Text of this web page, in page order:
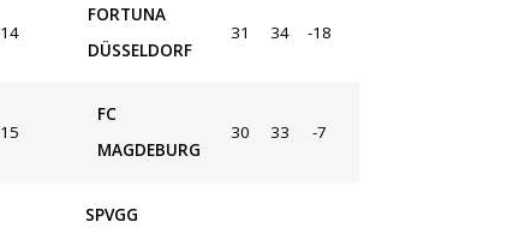
14
FORTUNA
DÜSSELDORF
31 34 -18
15
FC
MAGDEBURG
30 33 -7
SPVGG